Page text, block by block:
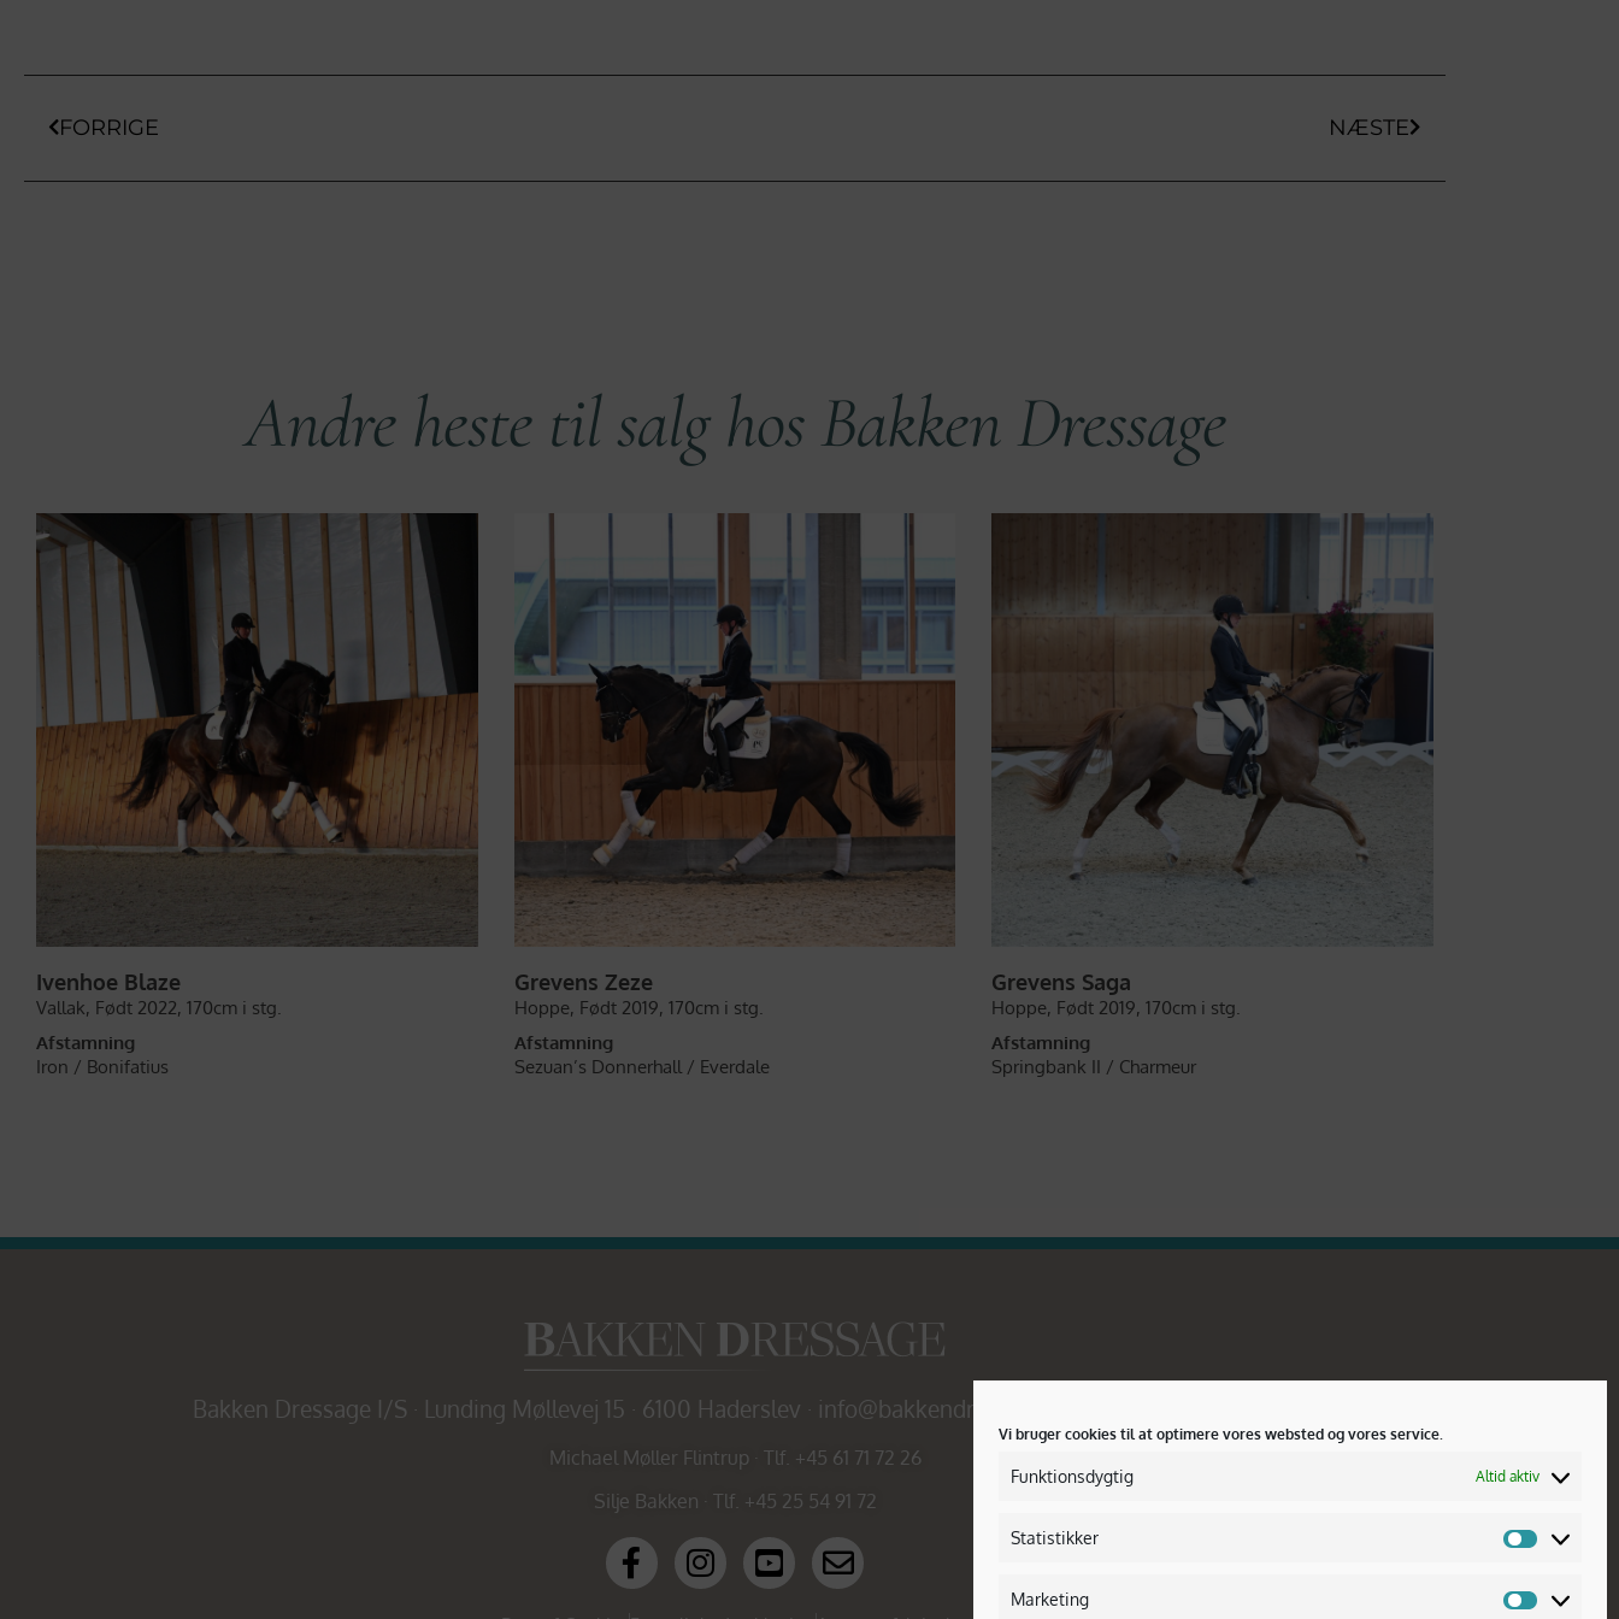
Vi bruger cookies til at optimere vores websted og vores service.
Funktionsdygtig Altid aktiv
Statistikker
Marketing
FORRIGE NÆSTE
Andre heste til salg hos Bakken Dressage
Ivenhoe Blaze
Vallak, Født 2022, 170cm i stg.
Afstamning
Iron / Bonifatius
Grevens Zeze
Hoppe, Født 2019, 170cm i stg.
Afstamning
Sezuan’s Donnerhall / Everdale
Grevens Saga
Hoppe, Født 2019,170cm i stg.
Afstamning
Springbank II / Charmeur
Bakken Dressage I/S · Lunding Møllevej 15 · 6100 Haderslev · info@bakkendressage.dk
Michael Møller Flintrup · Tlf. +45 61 71 72 26
Silje Bakken · Tlf. +45 25 54 91 72